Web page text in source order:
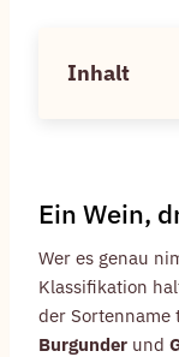
Inhalt
Ein Wein,
Wer es genau
Klassifikation
der Sortenname
Burgunder und